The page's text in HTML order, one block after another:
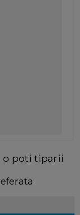
o poti tiparii